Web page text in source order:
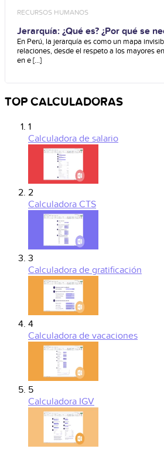
RECURSOS HUMANOS
Jerarquía: ¿Qué es? ¿Por qué se
En Perú, la jerarquía es como un mapa
relaciones, desde el respeto a los mayores
en e [...]
TOP CALCULADORAS
1
Calculadora de salario
2
Calculadora CTS
3
Calculadora de gratificación
4
Calculadora de vacaciones
5
Calculadora IGV